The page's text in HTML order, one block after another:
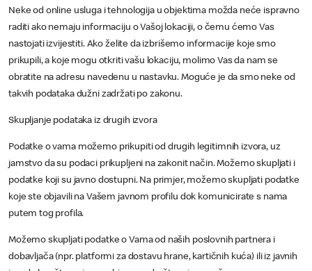
Neke od online usluga i tehnologija u objektima možda neće ispravno
raditi ako nemaju informaciju o Vašoj lokaciji, o čemu ćemo Vas
nastojati izvijestiti. Ako želite da izbrišemo informacije koje smo
prikupili, a koje mogu otkriti vašu lokaciju, molimo Vas da nam se
obratite na adresu navedenu u nastavku. Moguće je da smo neke od
takvih podataka dužni zadržati po zakonu.
Skupljanje podataka iz drugih izvora
Podatke o vama možemo prikupiti od drugih legitimnih izvora, uz
jamstvo da su podaci prikupljeni na zakonit način. Možemo skupljati i
podatke koji su javno dostupni. Na primjer, možemo skupljati podatke
koje ste objavili na Vašem javnom profilu dok komunicirate s nama
putem tog profila.
Možemo skupljati podatke o Vama od naših poslovnih partnera i
dobavljača (npr. platformi za dostavu hrane, kartičnih kuća) ili iz javnih